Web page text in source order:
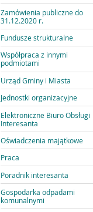
Zamówienia publiczne do
31.12.2020 r.
Fundusze strukturalne
Współpraca z innymi
podmiotami
Urząd Gminy i Miasta
Jednostki organizacyjne
Elektroniczne Biuro Obsługi
Interesanta
Oświadczenia majątkowe
Praca
Poradnik interesanta
Gospodarka odpadami
komunalnymi